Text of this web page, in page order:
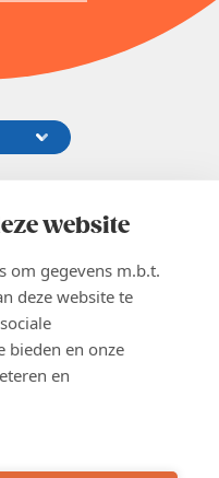
website
om gegevens m.b.t.
deze website te
bieden en onze
en